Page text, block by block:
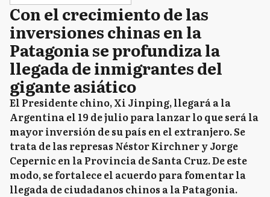
Con el crecimiento de las
inversiones chinas en la
Patagonia se profundiza la
llegada de inmigrantes del
gigante asiático
El Presidente chino, Xi Jinping, llegará a la
Argentina el 19 de julio para lanzar lo que será la
mayor inversión de su país en el extranjero. Se
trata de las represas Néstor Kirchner y Jorge
Cepernic en la Provincia de Santa Cruz. De este
modo, se fortalece el acuerdo para fomentar la
llegada de ciudadanos chinos a la Patagonia.